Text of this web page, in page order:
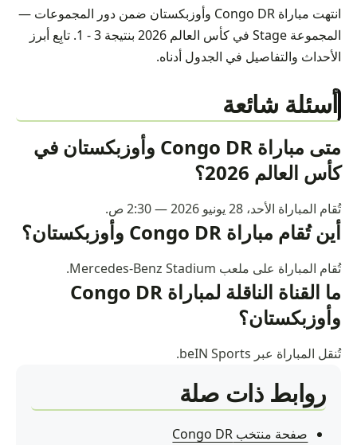
انتهت مباراة Congo DR وأوزبكستان ضمن دور المجموعات —
المجموعة Stage في كأس العالم 2026 بنتيجة 3 - 1. تابِع أبرز
الأحداث والتفاصيل في الجدول أدناه.
أسئلة شائعة
متى مباراة Congo DR وأوزبكستان في
كأس العالم 2026؟
تُقام المباراة الأحد، 28 يونيو 2026 — 2:30 ص.
أين تُقام مباراة Congo DR وأوزبكستان؟
تُقام المباراة على ملعب Mercedes-Benz Stadium.
ما القناة الناقلة لمباراة Congo DR
وأوزبكستان؟
تُنقل المباراة عبر beIN Sports.
روابط ذات صلة
صفحة منتخب Congo DR